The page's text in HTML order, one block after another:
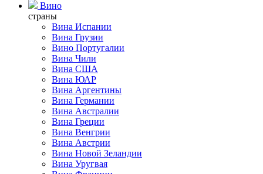
Вино
страны
Вина Испании
Вина Грузии
Вино Португалии
Вина Чили
Вина США
Вина ЮАР
Вина Аргентины
Вина Германии
Вина Австралии
Вина Греции
Вина Венгрии
Вина Австрии
Вина Новой Зеландии
Вина Уругвая